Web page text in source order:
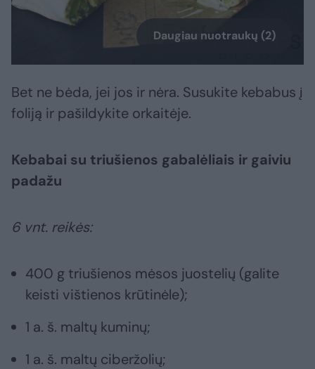
Daugiau nuotraukų (2)
Bet ne bėda, jei jos ir nėra. Susukite kebabus į
foliją ir pašildykite orkaitėje.
Kebabai su triušienos gabalėliais ir gaiviu
padažu
6 vnt. reikės:
400 g triušienos mėsos juostelių (galite
keisti vištienos krūtinėle);
1 a. š. maltų kuminų;
1 a. š. maltų ciberžolių;